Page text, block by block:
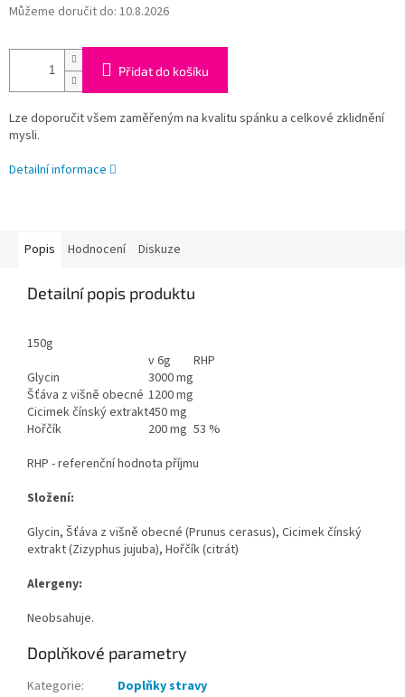
Můžeme doručit do: 10.8.2026
Přidat do košíku
Lze doporučit všem zaměřeným na kvalitu spánku a celkové zklidnění
mysli.
Detailní informace
Popis Hodnocení Diskuze
Detailní popis produktu
150g
v 6g
RHP
Glycin
3000 mg
Šťáva z višně obecné 1200 mg
Cicimek čínský extrakt450 mg
Hořčík
200 mg 53 %
RHP - referenční hodnota příjmu
Složení:
Glycin, Šťáva z višně obecné (Prunus cerasus), Cicimek čínský
extrakt (Zizyphus jujuba), Hořčík (citrát)
Alergeny:
Neobsahuje.
Doplňkové parametry
Kategorie:
Doplňky stravy